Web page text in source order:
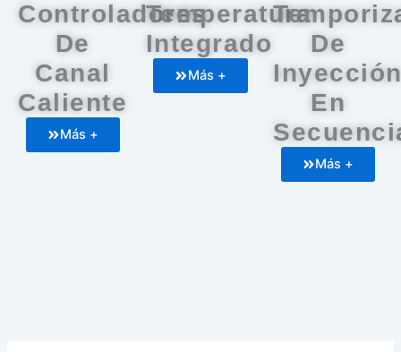
Controladores
De
Canal
Caliente
Más +
Temperatura
Integrado
Más +
De
En
Más +